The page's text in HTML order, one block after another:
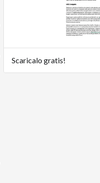
Scaricalo gratis!